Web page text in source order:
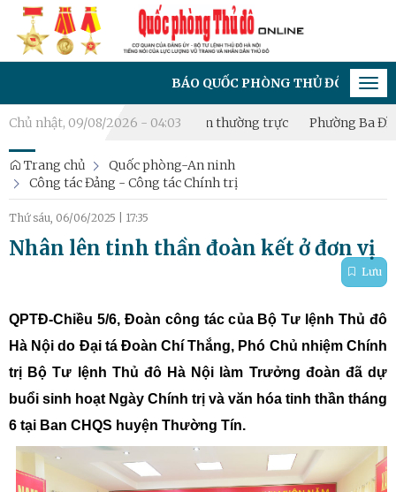
BÁO QUỐC PHÒNG THỦ ĐÔ - CƠ QUAN
Chủ nhật, 09/08/2026 - 04:03
thành lập Tiểu đội Dân quân thường trực Phường Ba Đình bồi
Trang chủ
Quốc phòng-An ninh
Công tác Đảng - Công tác Chính trị
Thứ sáu, 06/06/2025 17:35
Nhân lên tinh thần đoàn kết ở đơn vị
Lưu
QPTĐ-Chiều 5/6, Đoàn công tác của Bộ Tư lệnh Thủ đô
Hà Nội do Đại tá Đoàn Chí Thắng, Phó Chủ nhiệm Chính
trị Bộ Tư lệnh Thủ đô Hà Nội làm Trưởng đoàn đã dự
buổi sinh hoạt Ngày Chính trị và văn hóa tinh thần tháng
6 tại Ban CHQS huyện Thường Tín.